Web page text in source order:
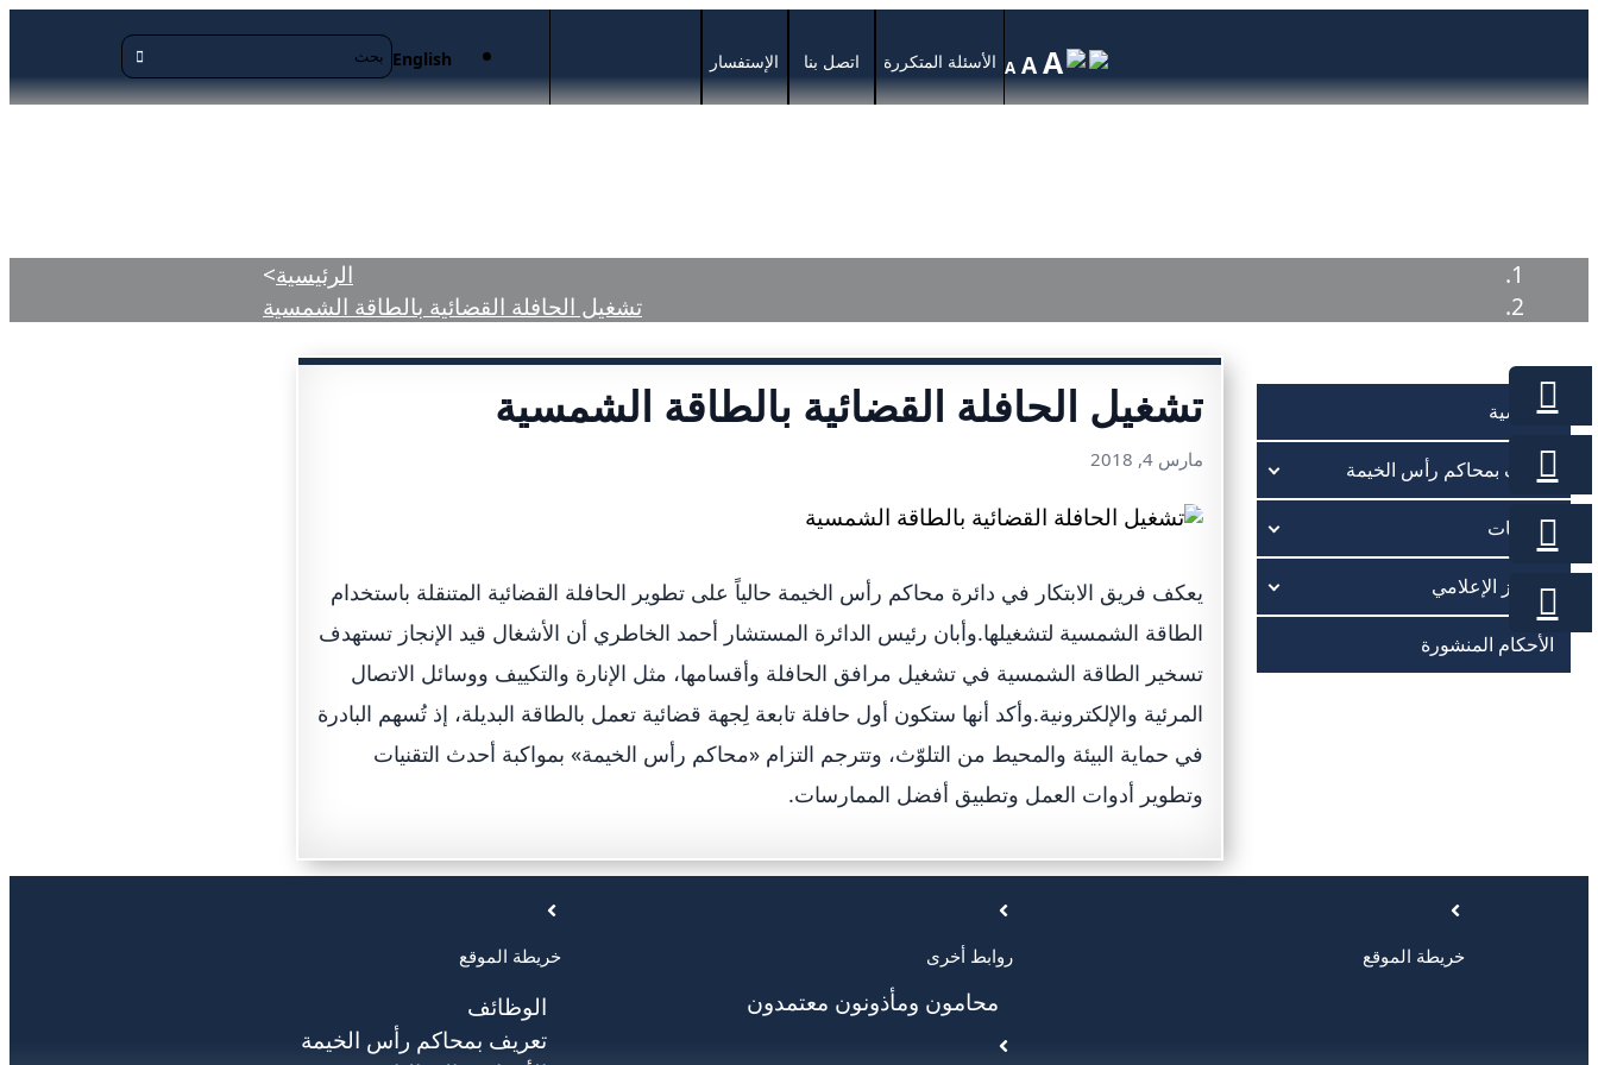
English الإستفسار اتصل بنا الأسئلة المتكررة A AA
الرئيسية>
تشغيل الحافلة القضائية بالطاقة الشمسية
الرئيسية
تعريف بمحاكم رأس الخيمة
الخدمات
المركز الإعلامي
الأحكام المنشورة
تشغيل الحافلة القضائية بالطاقة الشمسية
مارس 4, 2018
يعكف فريق الابتكار في دائرة محاكم رأس الخيمة حالياً على تطوير الحافلة القضائية المتنقلة باستخدام
الطاقة الشمسية لتشغيلها.وأبان رئيس الدائرة المستشار أحمد الخاطري أن الأشغال قيد الإنجاز تستهدف
تسخير الطاقة الشمسية في تشغيل مرافق الحافلة وأقسامها، مثل الإنارة والتكييف ووسائل الاتصال
المرئية والإلكترونية.وأكد أنها ستكون أول حافلة تابعة لِجهة قضائية تعمل بالطاقة البديلة، إذ تُسهم البادرة
في حماية البيئة والمحيط من التلوّث، وتترجم التزام «محاكم رأس الخيمة» بمواكبة أحدث التقنيات
وتطوير أدوات العمل وتطبيق أفضل الممارسات.
خريطة الموقع
الوظائف
تعريف بمحاكم رأس الخيمة
روابط أخرى
محامون ومأذونون معتمدون
خريطة الموقع